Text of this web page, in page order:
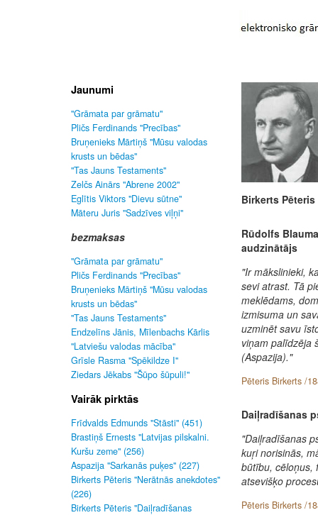
Jaunumi
"Grāmata par grāmatu"
Pličs Ferdinands "Precības"
Bruņenieks Mārtiņš "Mūsu valodas
krusts un bēdas"
"Tas Jauns Testaments"
Zelčs Ainārs "Abrene 2002"
Eglītis Viktors "Dievu sūtne"
Māteru Juris "Sadzīves viļņi"
bezmaksas
"Grāmata par grāmatu"
Pličs Ferdinands "Precības"
Bruņenieks Mārtiņš "Mūsu valodas
krusts un bēdas"
"Tas Jauns Testaments"
Endzelīns Jānis, Mīlenbachs Kārlis
"Latviešu valodas mācība"
Grīsle Rasma "Spēkildze I"
Ziedars Jēkabs "Šūpo šūpuli!"
Vairāk pirktās
Frīdvalds Edmunds "Stāsti" (451)
Brastiņš Ernests "Latvijas pilskalni.
Kuršu zeme" (256)
Aspazija "Sarkanās puķes" (227)
Birkerts Pēteris "Nerātnās anekdotes"
(226)
Birkerts Pēteris "Daiļradīšanas
Birkerts Pēteris
Rūdolfs
audzinātājs
"Ir mākslinieki,
sevi atrast. Tā
meklēdams,
izmisuma un
uzminēt savu
viņam palīdzēja
(Aspazija)."
Pēteris Birkerts /
Daiļradīšanas
"Daiļradīšanas
kuŗi norisinās,
būtību, cēloņus,
atsevišķo
Pēteris Birkerts /